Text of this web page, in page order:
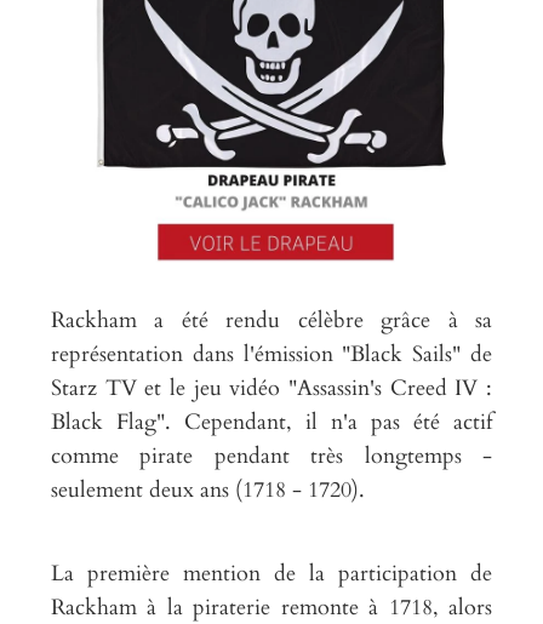
Rackham a été rendu célèbre grâce à sa
représentation dans l'émission "Black Sails" de
Starz TV et le jeu vidéo "Assassin's Creed IV :
Black Flag". Cependant, il n'a pas été actif
comme pirate pendant très longtemps -
seulement deux ans (1718 - 1720).
La première mention de la participation de
Rackham à la piraterie remonte à 1718, alors